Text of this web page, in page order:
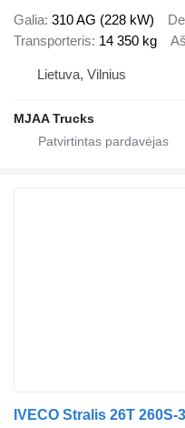
Galia 310 AG (228 kW)
Transporteris 14 350 kg
Lietuva, Vilnius
MJAA Trucks
IVECO Stralis 26T 260S-